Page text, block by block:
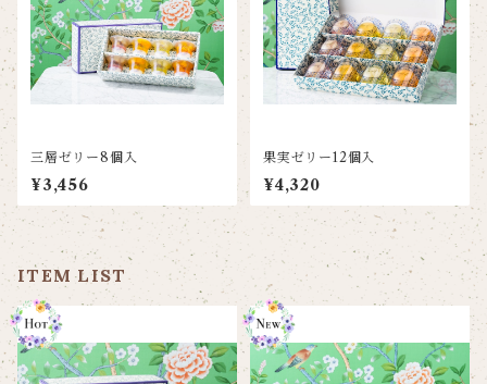
三層ゼリー8個入
¥3,456
果実ゼリー12個入
¥4,320
ITEM LIST